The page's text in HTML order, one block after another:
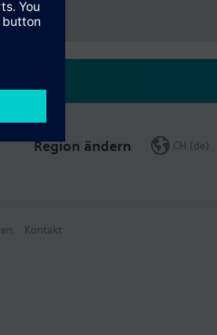
Region ändern CH (de)
Kontakt